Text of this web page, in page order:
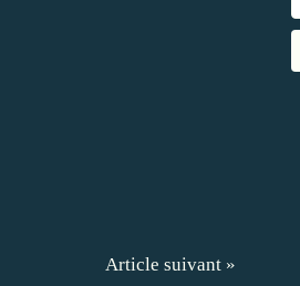
Article suivant »